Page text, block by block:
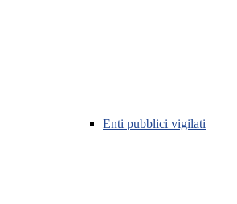
Enti pubblici vigilati